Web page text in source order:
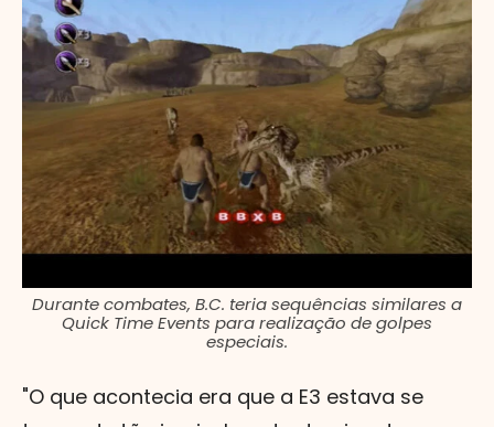
Durante combates, B.C. teria sequências similares a
Quick Time Events para realização de golpes
especiais.
"O que acontecia era que a E3 estava se